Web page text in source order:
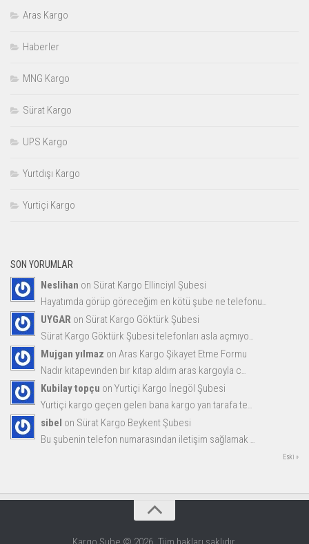
Aras Kargo
Haberler
MNG Kargo
Sürat Kargo
UPS Kargo
Yurtdışı Kargo
Yurtiçi Kargo
SON YORUMLAR
Neslihan on Sürat Kargo Ellinciyıl Şubesi
Hayatımda görüp göreceğim en kötü şube ne telefonu
UYGAR on Sürat Kargo Göktürk Şubesi
Sürat Kargo Göktürk Şubesi telefonları asla açmıyo
Mujgan yılmaz on Aras Kargo Şikayet Etme Formu
Nadır kıtapevınden bır kıtap aldım aras kargoyla c
Kubilay topçu on Yurtiçi Kargo İnegöl Şubesi
Yurtiçi kargo geçen gelen bana kargo yan tarafa te
sibel on Sürat Kargo Beykent Şubesi
Bu şubenin telefon numarasından iletişim sağlamak
Eski »